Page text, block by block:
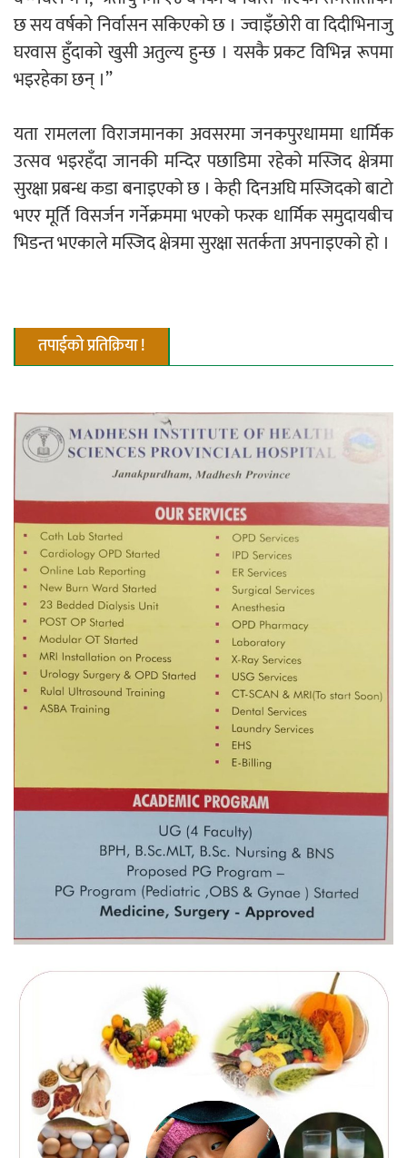
छ सय वर्षको निर्वासन सकिएको छ । ज्वाइँछोरी वा दिदीभिनाजु
घरवास हुँदाको खुसी अतुल्य हुन्छ । यसकै प्रकट विभिन्न रूपमा
भइरहेका छन् ।”
यता रामलला विराजमानका अवसरमा जनकपुरधाममा धार्मिक
उत्सव भइरहँदा जानकी मन्दिर पछाडिमा रहेको मस्जिद क्षेत्रमा
सुरक्षा प्रबन्ध कडा बनाइएको छ । केही दिनअघि मस्जिदको बाटो
भएर मूर्ति विसर्जन गर्नेक्रममा भएको फरक धार्मिक समुदायबीच
भिडन्त भएकाले मस्जिद क्षेत्रमा सुरक्षा सतर्कता अपनाइएको हो ।
तपाईको प्रतिक्रिया !